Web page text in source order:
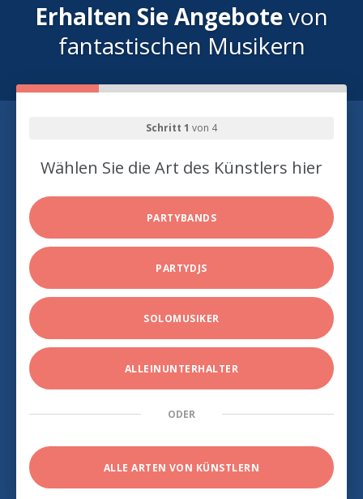
Erhalten Sie Angebotevon
fantastischen Musikern
Schritt 1 von 4
Wählen Sie die Art des Künstlers hier
PARTYBANDS
PARTYDJS
SOLOMUSIKER
ALLEINUNTERHALTER
ODER
ALLE ARTEN VON KÜNSTLERN